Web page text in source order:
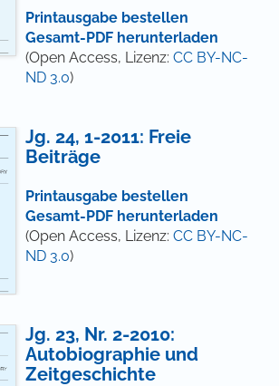
Printausgabe bestellen
Gesamt-PDF herunterladen
(Open Access, Lizenz: CC BY-NC-
ND 3.0)
Jg. 24, 1-2011: Freie
Beiträge
Printausgabe bestellen
Gesamt-PDF herunterladen
(Open Access, Lizenz: CC BY-NC-
ND 3.0)
Jg. 23, Nr. 2-2010:
Autobiographie und
Zeitgeschichte